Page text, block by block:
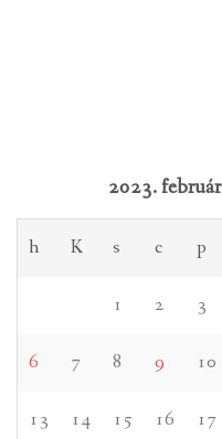
2023. február
h K s c p
1 2 3
6 7 8 9 10
13 14 15 16 17